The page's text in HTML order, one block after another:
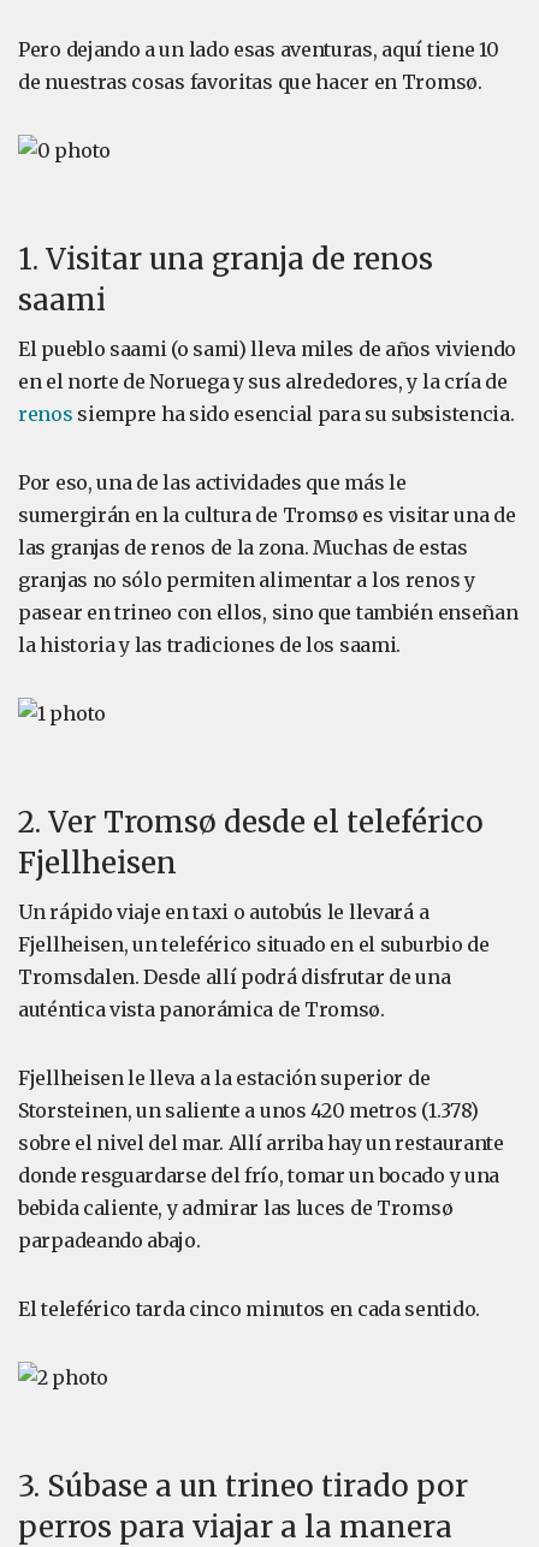
Pero dejando a un lado esas aventuras, aquí tiene 10
de nuestras cosas favoritas que hacer en Tromsø.
1. Visitar una granja de renos
saami
El pueblo saami (o sami) lleva miles de años viviendo
en el norte de Noruega y sus alrededores, y la cría de
renos siempre ha sido esencial para su subsistencia.
Por eso, una de las actividades que más le
sumergirán en la cultura de Tromsø es visitar una de
las granjas de renos de la zona. Muchas de estas
granjas no sólo permiten alimentar a los renos y
pasear en trineo con ellos, sino que también enseñan
la historia y las tradiciones de los saami.
2. Ver Tromsø desde el teleférico
Fjellheisen
Un rápido viaje en taxi o autobús le llevará a
Fjellheisen, un teleférico situado en el suburbio de
Tromsdalen. Desde allí podrá disfrutar de una
auténtica vista panorámica de Tromsø.
Fjellheisen le lleva a la estación superior de
Storsteinen, un saliente a unos 420 metros (1.378)
sobre el nivel del mar. Allí arriba hay un restaurante
donde resguardarse del frío, tomar un bocado y una
bebida caliente, y admirar las luces de Tromsø
parpadeando abajo.
El teleférico tarda cinco minutos en cada sentido.
3. Súbase a un trineo tirado por
perros para viajar a la manera